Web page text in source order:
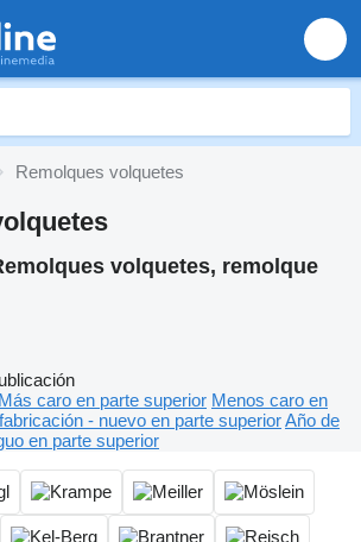
Remolques volquetes
volquetes, remolque
Más caro en parte superior Menos caro en
- nuevo en parte superiorAño de
en parte superior